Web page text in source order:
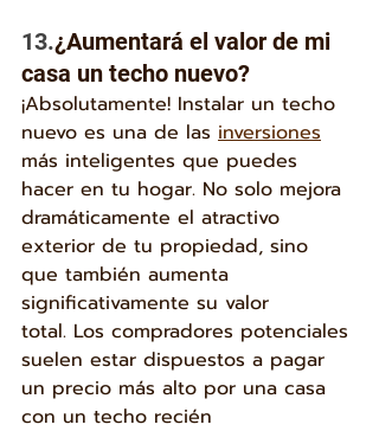
13.¿Aumentará el valor de mi
casa un techo nuevo?
¡Absolutamente! Instalar un techo
nuevo es una de las inversiones
más inteligentes que puedes
hacer en tu hogar. No solo mejora
dramáticamente el atractivo
exterior de tu propiedad, sino
que también aumenta
significativamente su valor
total. Los compradores potenciales
suelen estar dispuestos a pagar
un precio más alto por una casa
con un techo recién